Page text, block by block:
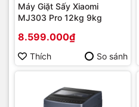
Máy Giặt Sấy Xiaomi
MJ303 Pro 12kg 9kg
8.599.000₫
Thích So sánh